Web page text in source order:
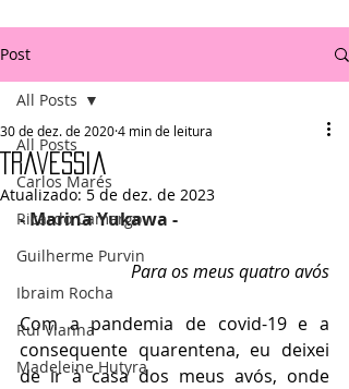
Post
All Posts
Carlos Marés
Ricardo Camargo
Guilherme Purvin
Ibraim Rocha
Rui Vianna
Madeleine Hutyra
All Posts
Travessia
30 de dez. de 20204 min de leitura
Atualizado:5 de dez. de 2023
- Marina Yukawa -
Para os meus quatro avós
Com a pandemia de covid-19 e a
consequente quarentena, eu deixei
de ir à casa dos meus avós, onde